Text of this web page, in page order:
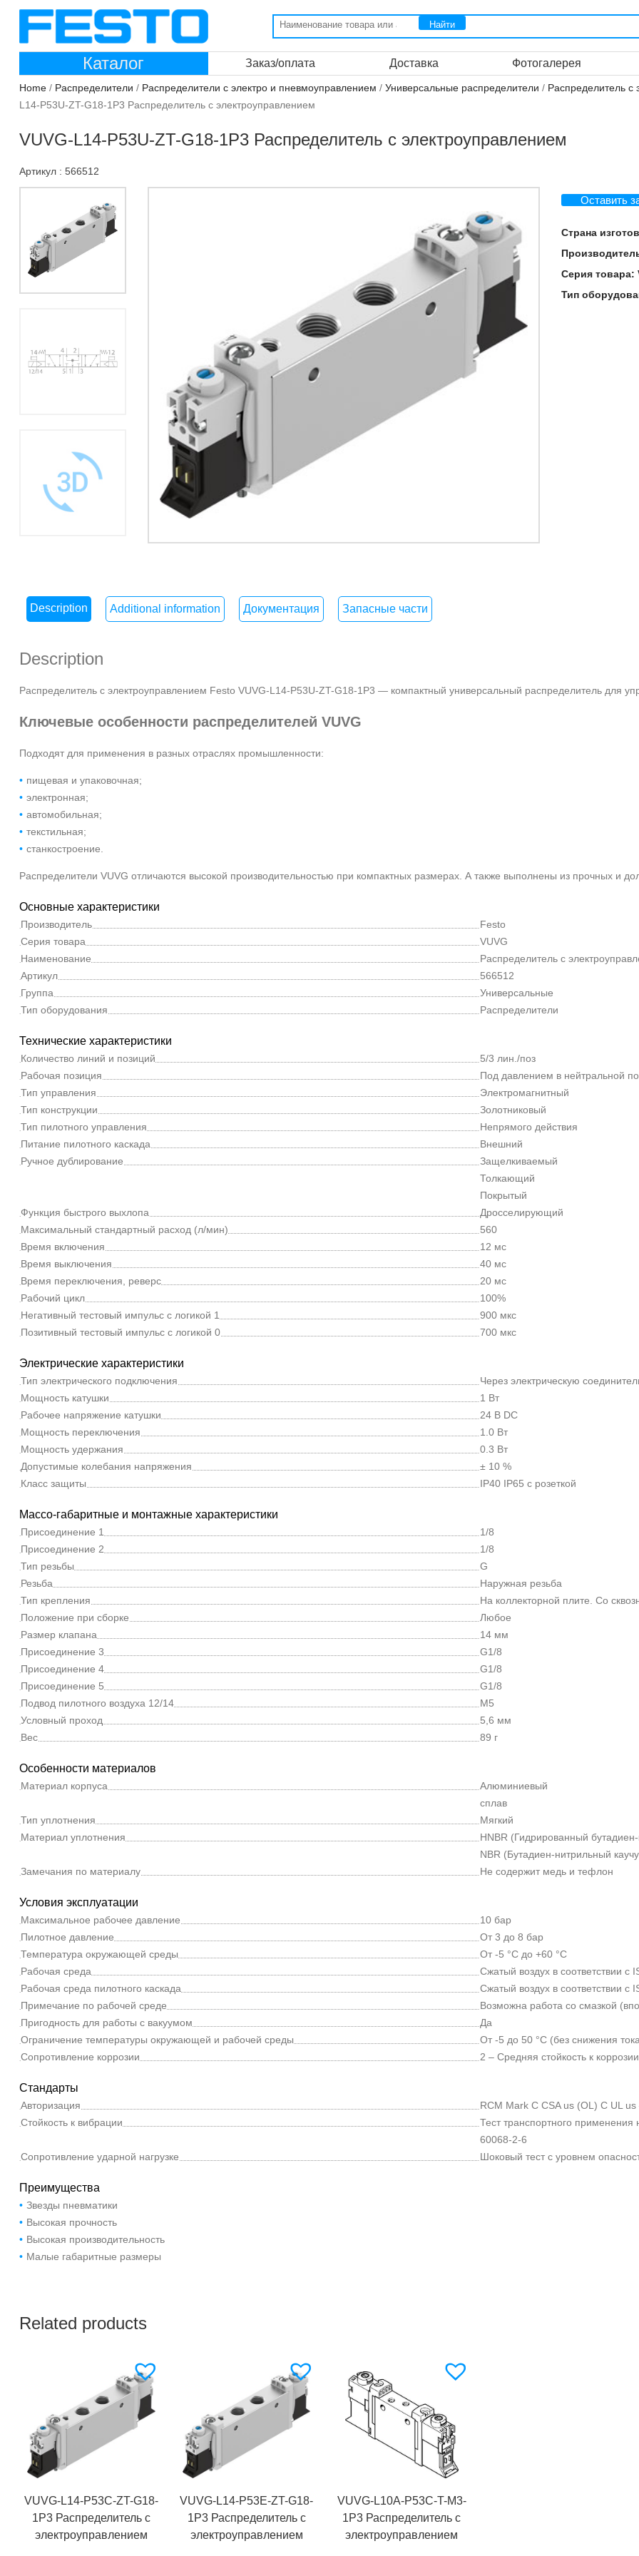
Каталог
Заказ/оплата Доставка Фотогалерея
Home/ Распределители / Распределители с электро и пневмоуправлением / Универсальные распределители / Распределитель с
L14-P53U-ZT-G18-1P3 Распределитель с электроуправлением
VUVG-L14-P53U-ZT-G18-1P3 Распределитель с электроуправлением
Артикул : 566512
Оставить
Страна
Серия товара:
Тип
Description Additional information Документация Запасные части
Description
Распределитель с электроуправлением Festo VUVG-L14-P53U-ZT-G18-1P3 — компактный универсальный распределитель для
Ключевые особенности распределителей VUVG
Подходят для применения в разных отраслях промышленности:
пищевая и упаковочная;
электронная;
автомобильная;
текстильная;
станкостроение.
Распределители VUVG отличаются высокой производительностью при компактных размерах. А также выполнены из прочных и
Основные характеристики
Производитель
Festo
Серия товара
VUVG
Наименование
Распределитель с
Артикул
566512
Группа
Универсальные
Тип оборудования
Распределители
Технические характеристики
Количество линий и позиций
5/3 лин./поз
Рабочая позиция
Под давлением в нейтральной
Тип управления
Электромагнитный
Тип конструкции
Золотниковый
Тип пилотного управления
Непрямого действия
Питание пилотного каскада
Внешний
Ручное дублирование
Защелкиваемый
Толкающий
Покрытый
Функция быстрого выхлопа
Дросселирующий
Максимальный стандартный расход (л/мин)
560
Время включения
12 мс
Время выключения
40 мс
Время переключения, реверс
20 мс
Рабочий цикл
100%
Негативный тестовый импульс с логикой 1
900 мкс
Позитивный тестовый импульс с логикой 0
700 мкс
Электрические характеристики
Тип электрического подключения
Через электрическую
Мощность катушки
1 Вт
Рабочее напряжение катушки
24 В DC
Мощность переключения
1.0 Вт
Мощность удержания
0.3 Вт
Допустимые колебания напряжения
± 10 %
Класс защиты
IP40 IP65 с розеткой
Массо-габаритные и монтажные характеристики
Присоединение 1
1/8
Присоединение 2
1/8
Тип резьбы
G
Резьба
Наружная резьба
Тип крепления
На коллекторной плите. Со
Положение при сборке
Любое
Размер клапана
14 мм
Присоединение 3
G1/8
Присоединение 4
G1/8
Присоединение 5
G1/8
Подвод пилотного воздуха 12/14
M5
Условный проход
5,6 мм
Вес
89 г
Особенности материалов
Материал корпуса
Алюминиевый
сплав
Тип уплотнения
Мягкий
Материал уплотнения
HNBR (Гидрированный
NBR (Бутадиен-нитрильный
Замечания по материалу
Не содержит медь и тефлон
Условия эксплуатации
Максимальное рабочее давление
10 бар
Пилотное давление
От 3 до 8 бар
Температура окружающей среды
От -5 °C до +60 °C
Рабочая среда
Сжатый воздух в соответствии с
Рабочая среда пилотного каскада
Сжатый воздух в соответствии с
Примечание по рабочей среде
Возможна работа со смазкой
Пригодность для работы с вакуумом
Да
Ограничение температуры окружающей и рабочей среды
От -5 до 50 °C (без снижения
Сопротивление коррозии
2 – Средняя стойкость к коррозии
Стандарты
Авторизация
RCM Mark С CSA us (OL) С UL
Стойкость к вибрации
Тест транспортного применения
60068-2-6
Сопротивление ударной нагрузке
Шоковый тест с уровнем
Преимущества
Звезды пневматики
Высокая прочность
Высокая производительность
Малые габаритные размеры
Related products
VUVG-L14-P53C-ZT-G18-
1P3 Распределитель с
электроуправлением
VUVG-L14-P53E-ZT-G18-
1P3 Распределитель с
электроуправлением
VUVG-L10A-P53C-T-M3-
1P3 Распределитель с
электроуправлением